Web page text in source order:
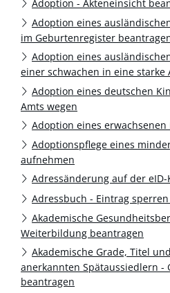
Adoption - Akteneinsicht
Adoption eines
im Geburtenregister
Adoption eines
einer schwachen in eine starke
Adoption eines deutschen
Amts wegen
Adoption eines
Adoptionspflege eines
aufnehmen
Adressänderung auf der
Adressbuch - Eintrag
Akademische
Weiterbildung beantragen
Akademische Grade, Titel
anerkannten Spätaussiedlern -
beantragen